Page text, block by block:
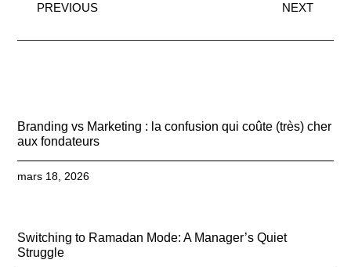
PREVIOUS NEXT
Branding vs Marketing : la confusion qui coûte (très) cher
aux fondateurs
mars 18, 2026
Switching to Ramadan Mode: A Manager’s Quiet
Struggle